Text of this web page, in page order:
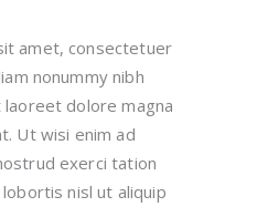
amet, consectetuer
nonummy nibh
dolore magna
Ut wisi enim ad
exerci tation
nisl ut aliquip